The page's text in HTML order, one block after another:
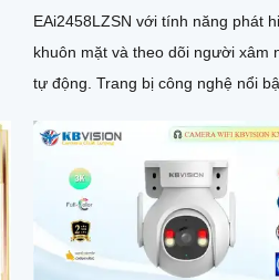
EAi2458LZSN với tính năng phát
khuôn mặt và theo dõi người xâm
tự động. Trang bị công nghệ nổi bật
ngoại siêu xa và Starlight cho hình
sắc nét ban đêm